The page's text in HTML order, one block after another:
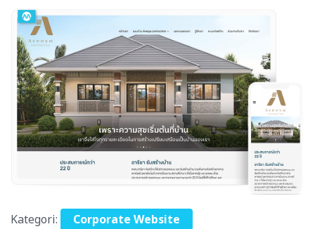
Kategori: Corporate Website